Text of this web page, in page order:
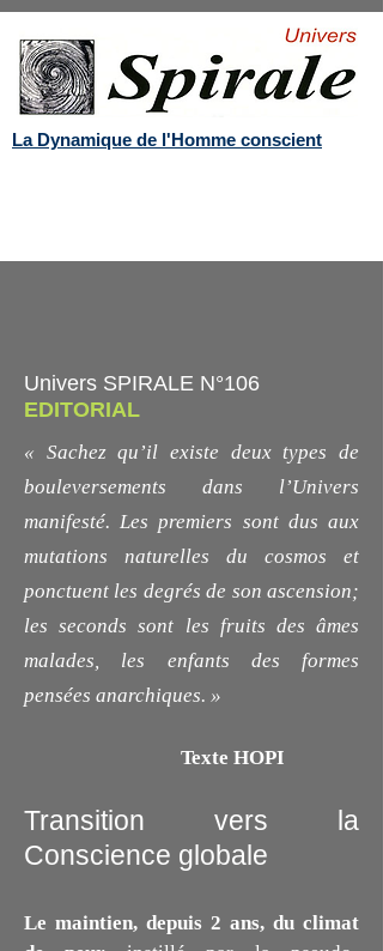
La Dynamique de l'Homme conscient
Univers SPIRALE N°106
EDITORIAL
« Sachez qu’il existe deux types de
bouleversements dans l’Univers
manifesté. Les premiers sont dus aux
mutations naturelles du cosmos et
ponctuent les degrés de son ascension;
les seconds sont les fruits des âmes
malades, les enfants des formes
pensées anarchiques. »
Texte HOPI
Transition vers la
Conscience globale
Le maintien, depuis 2 ans, du climat